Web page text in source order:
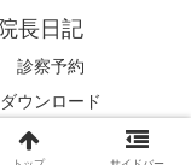
長日記
診察予約
ダウンロード
ク院長日記.